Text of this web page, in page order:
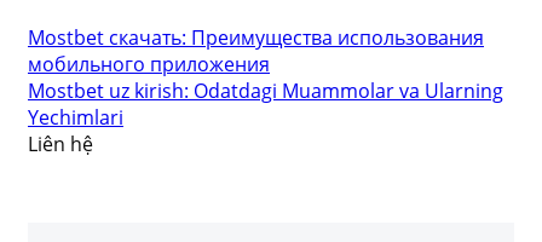
Mostbet скачать: Преимущества использования
мобильного приложения
Mostbet uz kirish: Odatdagi Muammolar va Ularning
Yechimlari
Liên hệ